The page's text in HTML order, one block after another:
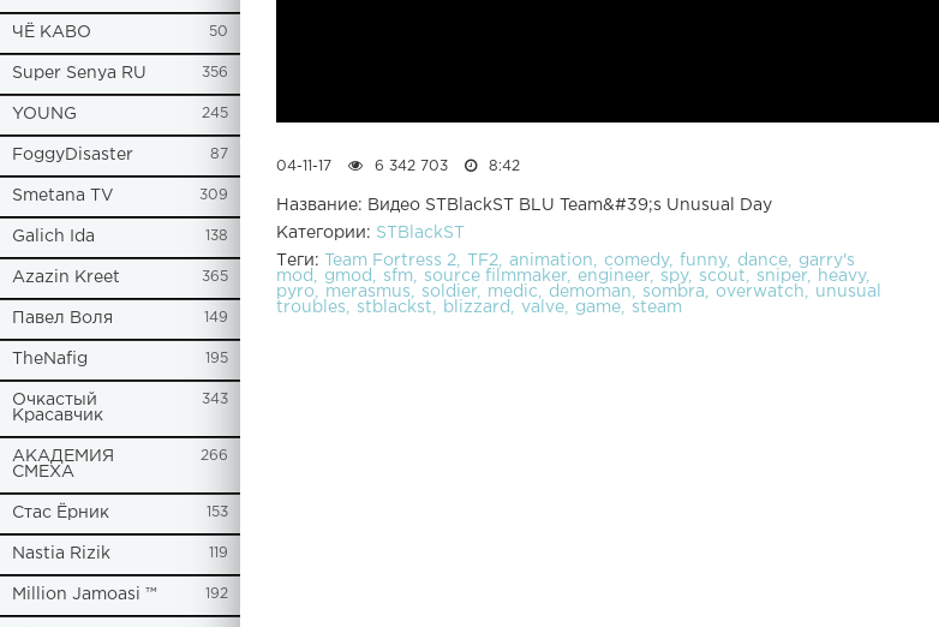
ЧЁ КАВО 50
Super Senya RU 356
YOUNG 245
FoggyDisaster 87
Smetana TV 309
Galich Ida 138
Azazin Kreet 365
Павел Воля 149
TheNafig 195
Очкастый
Красавчик
343
АКАДЕМИЯ
СМЕХА
266
Стас Ёрник 153
Nastia Rizik 119
Million Jamoasi ™ 192
04-11-17 6 342 703 8:42
Название: Видео STBlackST BLU Team&#39;s Unusual Day
Категории: STBlackST
Теги:
Team Fortress 2 TF2 animation comedy funny dance
garry's
mod
gmod sfm source filmmaker engineer spy scout sniper
heavy
pyro
merasmus soldier medic demoman sombra overwatch
unusual
troubles
stblackst blizzard valve game steam